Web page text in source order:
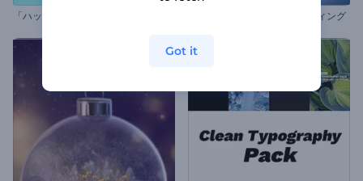
3DチアフルXmasのグリーティング
Got it